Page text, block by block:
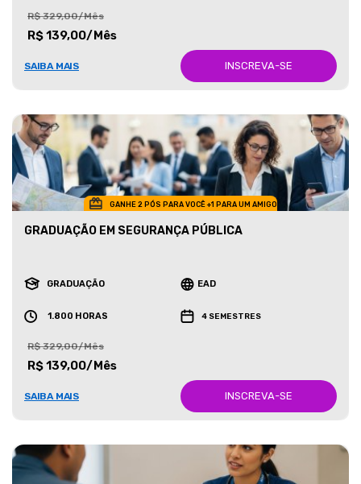
R$ 329,00/Mês
R$ 139,00/Mês
SAIBA MAIS INSCREVA-SE
GANHE 2 PÓS PARA VOCÊ +1 PARA UM AMIGO
GRADUAÇÃO EM SEGURANÇA PÚBLICA
GRADUAÇÃO EAD
1.800 HORAS 4 SEMESTRES
R$ 329,00/Mês
R$ 139,00/Mês
SAIBA MAIS INSCREVA-SE